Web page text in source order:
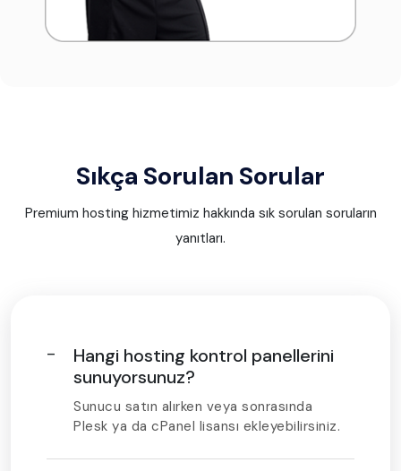
Sıkça Sorulan Sorular
Premium hosting hizmetimiz hakkında sık sorulan soruların
yanıtları.
Hangi hosting kontrol panellerini
sunuyorsunuz?
Sunucu satın alırken veya sonrasında
Plesk ya da cPanel lisansı ekleyebilirsiniz.